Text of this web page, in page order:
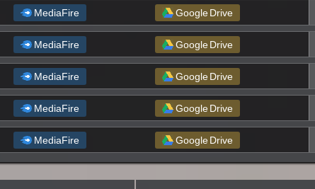
MediaFire GoogleDrive
MediaFire GoogleDrive
MediaFire GoogleDrive
MediaFire GoogleDrive
MediaFire GoogleDrive